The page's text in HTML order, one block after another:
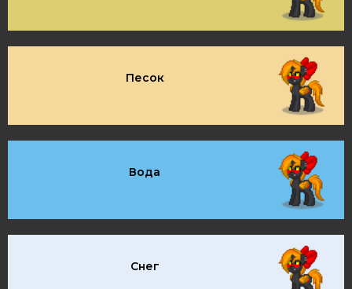
Песок
Вода
Снег